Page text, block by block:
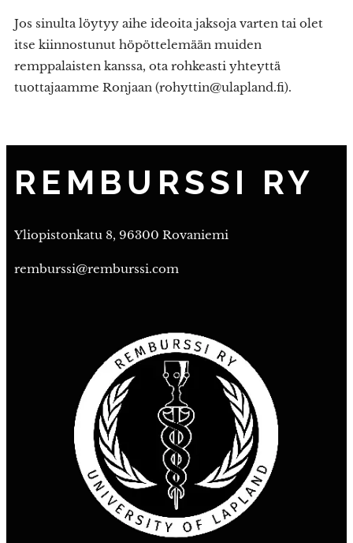
Jos sinulta löytyy aihe ideoita jaksoja varten tai olet
itse kiinnostunut höpöttelemään muiden
remppalaisten kanssa, ota rohkeasti yhteyttä
tuottajaamme Ronjaan (rohyttin@ulapland.fi).
REMBURSSI RY
Yliopistonkatu 8, 96300 Rovaniemi
remburssi@remburssi.com